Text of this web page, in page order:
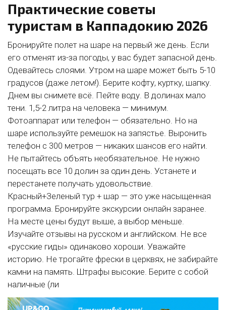
Практические советы
туристам в Каппадокию 2026
Бронируйте полет на шаре на первый же день. Если
его отменят из-за погоды, у вас будет запасной день.
Одевайтесь слоями. Утром на шаре может быть 5-10
градусов (даже летом!). Берите кофту, куртку, шапку.
Днем вы снимете всё. Пейте воду. В долинах мало
тени. 1,5-2 литра на человека — минимум.
Фотоаппарат или телефон — обязательно. Но на
шаре используйте ремешок на запястье. Выронить
телефон с 300 метров — никаких шансов его найти.
Не пытайтесь объять необязательное. Не нужно
посещать все 10 долин за один день. Устанете и
перестанете получать удовольствие.
Красный+Зеленый тур + шар — это уже насыщенная
программа. Бронируйте экскурсии онлайн заранее.
На месте цены будут выше, а выбор меньше.
Изучайте отзывы на русском и английском. Не все
«русские гиды» одинаково хороши. Уважайте
историю. Не трогайте фрески в церквях, не забирайте
камни на память. Штрафы высокие. Берите с собой
наличные (ли